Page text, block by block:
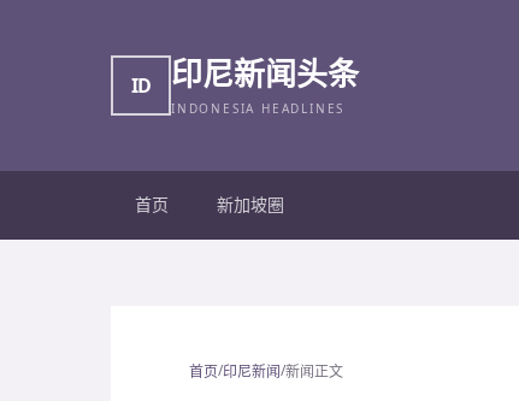
ID 印尼新闻头条
INDONESIA HEADLINES
首页 新加坡圈
首页/印尼新闻/新闻正文